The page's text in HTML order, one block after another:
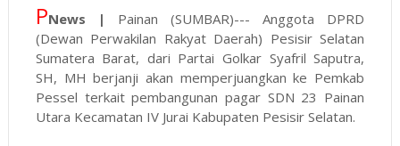
PNews | Painan (SUMBAR)--- Anggota DPRD
(Dewan Perwakilan Rakyat Daerah) Pesisir Selatan
Sumatera Barat, dari Partai Golkar Syafril Saputra,
SH, MH berjanji akan memperjuangkan ke Pemkab
Pessel terkait pembangunan pagar SDN 23 Painan
Utara Kecamatan IV Jurai Kabupaten Pesisir Selatan.